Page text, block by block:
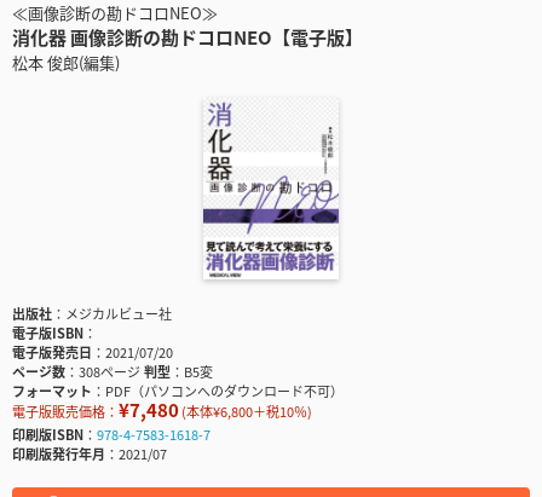
≪画像診断の勘ドコロNEO≫
消化器 画像診断の勘ドコロNEO【電子版】
松本 俊郎(編集)
出版社
メジカルビュー社
電子版ISBN
電子版発売日
2021/07/20
ページ数
308ページ判型
B5変
フォーマット
PDF（パソコンへのダウンロード不可）
電子版販売価格： ¥7,480(本体¥6,800＋税10％)
印刷版ISBN
978-4-7583-1618-7
印刷版発行年月
2021/07